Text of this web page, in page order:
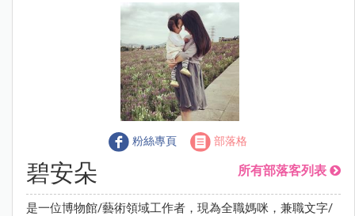
粉絲專頁 部落格
碧安朵 所有部落客列表
是一位博物館/藝術領域工作者，現為全職媽咪，兼職文字/